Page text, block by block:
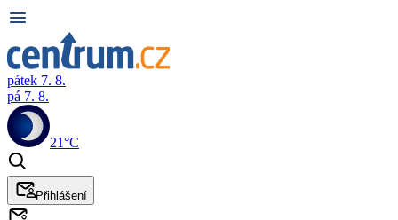
pátek 7. 8.
pá 7. 8.
21°C
Přihlášení